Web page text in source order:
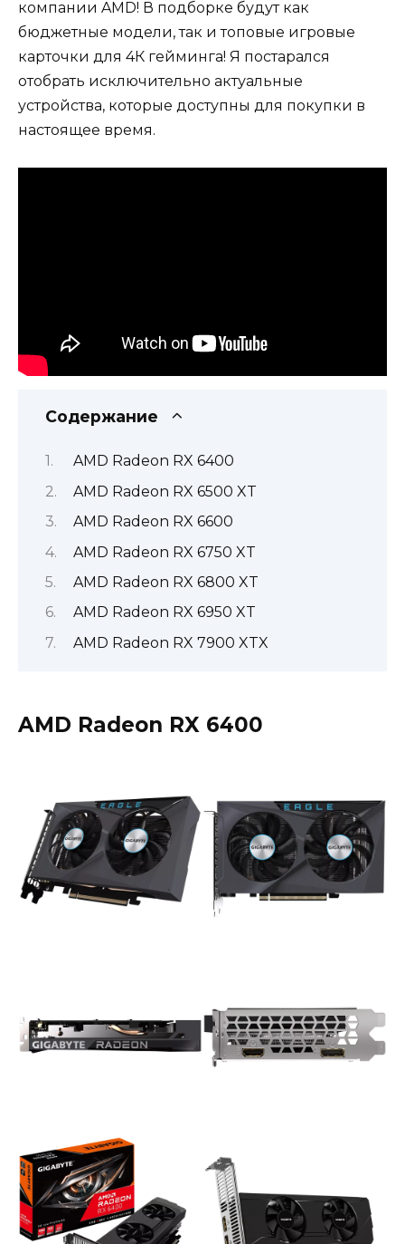
компании AMD! В подборке будут как
бюджетные модели, так и топовые игровые
карточки для 4К гейминга! Я постарался
отобрать исключительно актуальные
устройства, которые доступны для покупки в
настоящее время.
Содержание
AMD Radeon RX 6400
AMD Radeon RX 6500 XT
AMD Radeon RX 6600
AMD Radeon RX 6750 XT
AMD Radeon RX 6800 XT
AMD Radeon RX 6950 XT
AMD Radeon RX 7900 XTX
AMD Radeon RX 6400